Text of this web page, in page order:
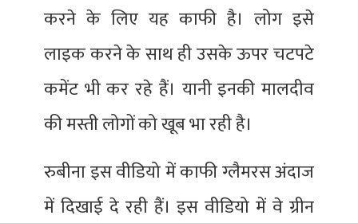
करने के लिए यह काफी है। लोग इसे
लाइक करने के साथ ही उसके ऊपर चटपटे
कमेंट भी कर रहे हैं। यानी इनकी मालदीव
की मस्ती लोगों को खूब भा रही है।
रुबीना इस वीडियो में काफी ग्लैमरस अंदाज
में दिखाई दे रही हैं। इस वीडियो में वे ग्रीन